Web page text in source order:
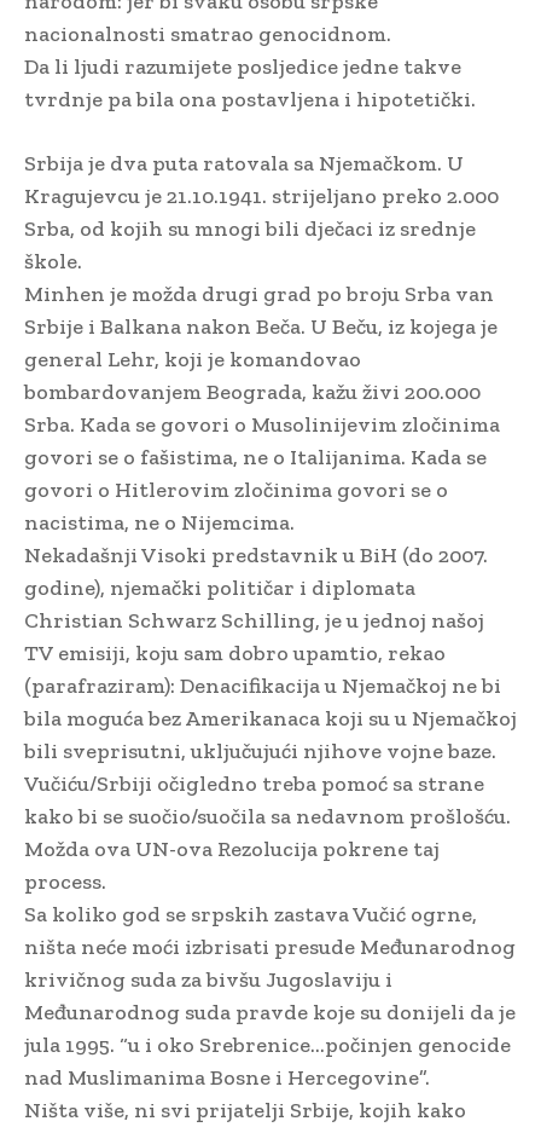
nacionalnosti smatrao genocidnom.
Da li ljudi razumijete posljedice jedne takve
tvrdnje pa bila ona postavljena i hipotetički.
Srbija je dva puta ratovala sa Njemačkom. U
Kragujevcu je 21.10.1941. strijeljano preko 2.000
Srba, od kojih su mnogi bili dječaci iz srednje
škole.
Minhen je možda drugi grad po broju Srba van
Srbije i Balkana nakon Beča. U Beču, iz kojega je
general Lehr, koji je komandovao
bombardovanjem Beograda, kažu živi 200.000
Srba. Kada se govori o Musolinijevim zločinima
govori se o fašistima, ne o Italijanima. Kada se
govori o Hitlerovim zločinima govori se o
nacistima, ne o Nijemcima.
Nekadašnji Visoki predstavnik u BiH (do 2007.
godine), njemački političar i diplomata
Christian Schwarz Schilling, je u jednoj našoj
TV emisiji, koju sam dobro upamtio, rekao
(parafraziram): Denacifikacija u Njemačkoj ne bi
bila moguća bez Amerikanaca koji su u Njemačkoj
bili sveprisutni, uključujući njihove vojne baze.
Vučiću/Srbiji očigledno treba pomoć sa strane
kako bi se suočio/suočila sa nedavnom prošlošću.
Možda ova UN-ova Rezolucija pokrene taj
process.
Sa koliko god se srpskih zastava Vučić ogrne,
ništa neće moći izbrisati presude Međunarodnog
krivičnog suda za bivšu Jugoslaviju i
Međunarodnog suda pravde koje su donijeli da je
jula 1995. “u i oko Srebrenice…počinjen genocide
nad Muslimanima Bosne i Hercegovine”.
Ništa više, ni svi prijatelji Srbije, kojih kako